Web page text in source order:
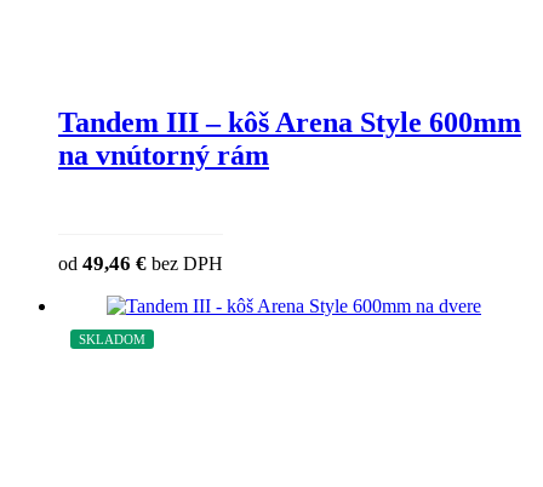
Tandem III – kôš Arena Style 600mm
na vnútorný rám
od 49,46 € bez DPH
SKLADOM